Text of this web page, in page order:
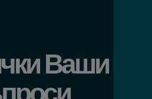
Ваши